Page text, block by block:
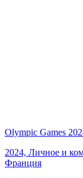
Olympic Games
2024, Личное и
Франция